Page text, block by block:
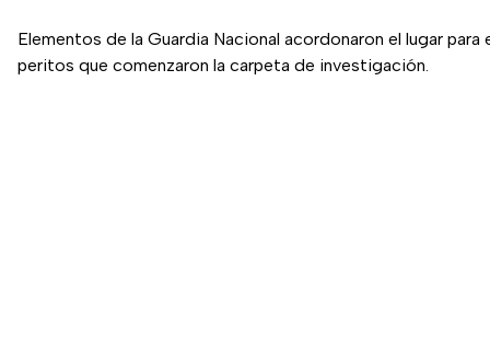
Elementos de la Guardia Nacional acordonaron el lugar para
peritos que comenzaron la carpeta de investigación.